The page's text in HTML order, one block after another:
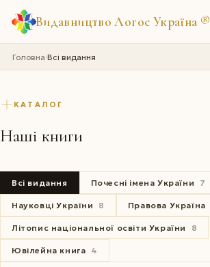
Видавництво Логос Україна ®
Головна›Всі видання
КАТАЛОГ
Наші книги
Всі видання Почесні імена України 7
Науковці України 8 Правова Україна
Літопис національної освіти України 8
Ювілейна книга 4